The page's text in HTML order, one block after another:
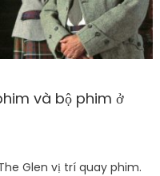
và bộ phim ở
Glen vị trí quay phim.